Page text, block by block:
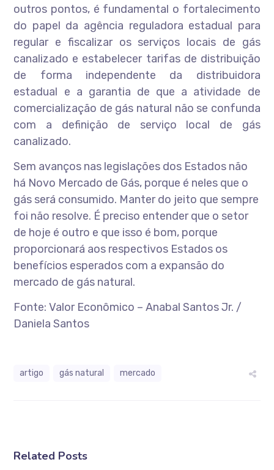
outros pontos, é fundamental o fortalecimento
do papel da agência reguladora estadual para
regular e fiscalizar os serviços locais de gás
canalizado e estabelecer tarifas de distribuição
de forma independente da distribuidora
estadual e a garantia de que a atividade de
comercialização de gás natural não se confunda
com a definição de serviço local de gás
canalizado.
Sem avanços nas legislações dos Estados não
há Novo Mercado de Gás, porque é neles que o
gás será consumido. Manter do jeito que sempre
foi não resolve. É preciso entender que o setor
de hoje é outro e que isso é bom, porque
proporcionará aos respectivos Estados os
benefícios esperados com a expansão do
mercado de gás natural.
Fonte: Valor Econômico – Anabal Santos Jr. /
Daniela Santos
artigo gás natural mercado
Related Posts